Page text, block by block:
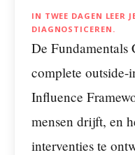
IN TWEE DAGEN LEER
DIAGNOSTICEREN.
De Fundamentals
complete outside-
Influence
mensen drijft, en
interventies te